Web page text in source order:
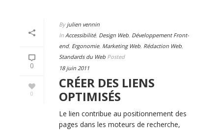
0
0
By julien vennin
In Accessibilité, Design Web, Développement Front-
end, Ergonomie, Marketing Web, Rédaction Web,
Standards du Web Posted
18 juin 2011
CRÉER DES LIENS
OPTIMISÉS
Le lien contribue au positionnement des
pages dans les moteurs de recherche,